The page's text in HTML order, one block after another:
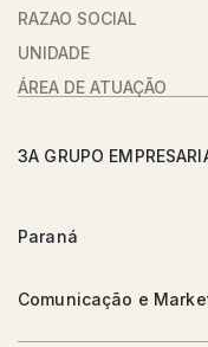
RAZÃO SOCIAL
UNIDADE
ÁREA DE ATUAÇÃO
3A GRUPO
Paraná
Comunicação e